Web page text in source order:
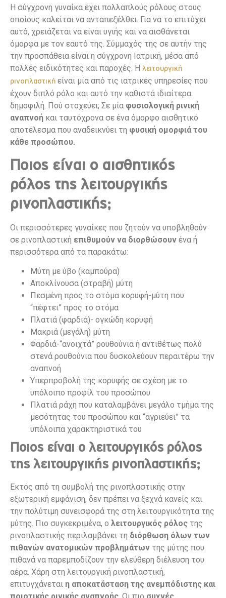
Η σύγχρονη γυναίκα έχει πολλαπλούς ρόλους στους
οποίους καλείται να ανταπεξέλθει. Για να το επιτύχει
αυτό, χρειάζεται να είναι υγιής και να αισθάνεται
όμορφα με τον εαυτό της. Σύμμαχός της σε αυτήν της
την προσπάθεια είναι η σύγχρονη Ιατρική, μέσα από
πολλές ειδικότητες και παροχές. Η λειτουργική
ρινοπλαστική είναι μία από τις ιατρικές υπηρεσίες που
έχουν διπλό ρόλο και αυτό την καθιστά ιδιαίτερα
δημοφιλή. Πού στοχεύει; Σε μία φυσιολογική ρινική
αναπνοή και ταυτόχρονα σε ένα όμορφο αισθητικό
αποτέλεσμα που αναδεικνύει τη φυσική ομορφιά του
κάθε προσώπου.
Ποιος είναι ο αισθητικός
ρόλος της λειτουργικής
ρινοπλαστικής;
Οι περισσότερες γυναίκες που ζητούν να υποβληθούν
σε ρινοπλαστική επιθυμούν να διορθώσουν ένα ή
περισσότερα από τα παρακάτω:
Μύτη με ύβο (καμπούρα)
Αποκλίνουσα (στραβή) μύτη
Πεσμένη προς το στόμα κορυφή-μύτη που
“πέφτει” προς το στόμα
Πλατιά (φαρδιά)- ογκώδη κορυφή
Μακριά (μεγάλη) μύτη
Φαρδιά-“ανοιχτά” ρουθούνια ή αντιθέτως πολύ
στενά ρουθούνια που δυσκολεύουν περαιτέρω την
αναπνοή
Υπερπροβολή της κορυφής σε σχέση με το
υπόλοιπο προφίλ του προσώπου
Πλατιά ράχη που καταλαμβάνει μεγάλο τμήμα της
μεσότητας του προσώπου και “αγριεύει” τα
υπόλοιπα χαρακτηριστικά του
Ποιος είναι ο λειτουργικός ρόλος
της λειτουργικής ρινοπλαστικής;
Εκτός από τη συμβολή της ρινοπλαστικής στην
εξωτερική εμφάνιση, δεν πρέπει να ξεχνά κανείς και
την πολύτιμη συνεισφορά της στη λειτουργικότητα της
μύτης. Πιο συγκεκριμένα, ο λειτουργικός ρόλος της
ρινοπλαστικής περιλαμβάνει τη διόρθωση όλων των
πιθανών ανατομικών προβλημάτων της μύτης που
πιθανά να παρεμποδίζουν την ελεύθερη διέλευση του
αέρα. Χάρη στη λειτουργική ρινοπλαστική,
επιτυγχάνεται η αποκατάσταση της ανεμπόδιστης και